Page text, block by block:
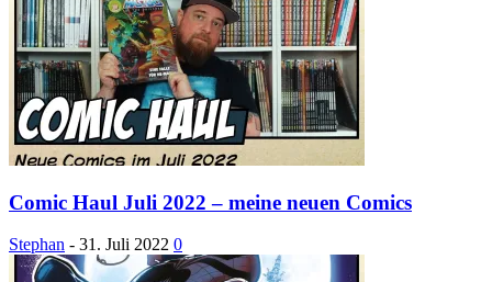
Comic Haul Juli 2022 – meine neuen Comics
Stephan - 31. Juli 2022 0